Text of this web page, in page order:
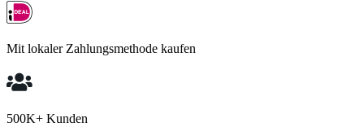
Mit lokaler Zahlungsmethode kaufen
500K+ Kunden